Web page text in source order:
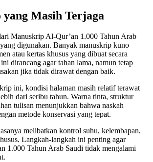
yang Masih Terjaga
Manuskrip Al-Qur’an 1.000 Tahun Arab
digunakan. Banyak manuskrip kuno
atau kertas khusus yang dibuat secara
dirancang agar tahan lama, namun tetap
jika tidak dirawat dengan baik.
ini, kondisi halaman masih relatif terawat
dari seribu tahun. Warna tinta, struktur
tulisan menunjukkan bahwa naskah
metode konservasi yang tepat.
melibatkan kontrol suhu, kelembapan,
Langkah-langkah ini penting agar
1.000 Tahun Arab Saudi tidak mengalami